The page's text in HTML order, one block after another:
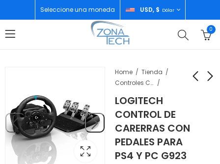
Seleccione una moneda USD, $ Dólar
0
Home
Tienda
Controles Consolas
LOGITECH
CONTROL DE
CARERRAS CON
PEDALES PARA
PS4 Y PC G923
ELECTRICO 360º
$339,99
8GB/128GB
AWESOME OLIVE
$320,00